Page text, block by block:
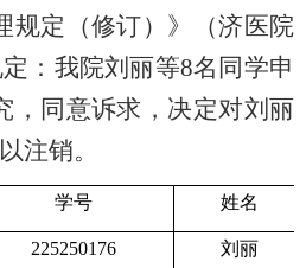
规定（修订）》（济医院
：我院刘丽等8名同学申
，同意诉求，决定对刘丽
注销。
学号 姓名
225250176 刘丽